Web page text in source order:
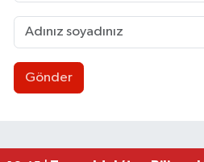
Gönder
22:58 |Eski Bakan Tınaz Titiz,